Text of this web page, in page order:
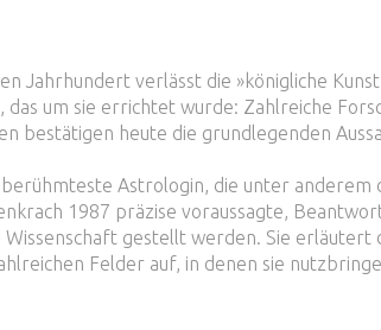
Jahrhundert verlässt die »königliche
um sie errichtet wurde: Zahlreiche
bestätigen heute die grundlegenden
berühmteste Astrologin, die unter anderem
1987 präzise voraussagte,
Wissenschaft gestellt werden. Sie erläutert
Felder auf, in denen sie